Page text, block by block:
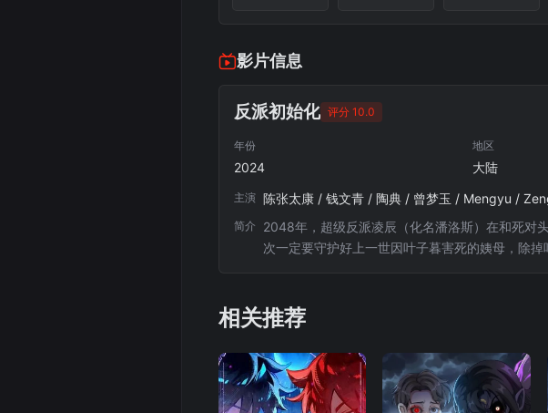
影片信息
反派初始化 评分 10.0
年份
2024
地区
大陆
主演 陈张太康 / 钱文青 / 陶典 / 曾梦玉 / Mengyu /
简介
2048年，超级反派凌辰（化名潘洛斯）在和死对
次一定要守护好上一世因叶子暮害死的姨母，除
相关推荐